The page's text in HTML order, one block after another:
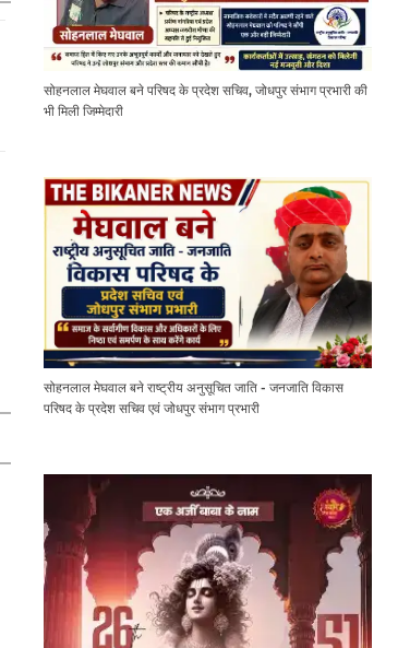
सोहनलाल मेघवाल बने परिषद के प्रदेश सचिव, जोधपुर संभाग प्रभारी की
भी मिली जिम्मेदारी
सोहनलाल मेघवाल बने राष्ट्रीय अनुसूचित जाति - जनजाति विकास
परिषद के प्रदेश सचिव एवं जोधपुर संभाग प्रभारी